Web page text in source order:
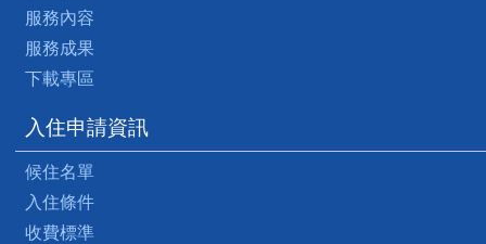
服務內容
服務成果
下載專區
入住申請資訊
候住名單
入住條件
收費標準